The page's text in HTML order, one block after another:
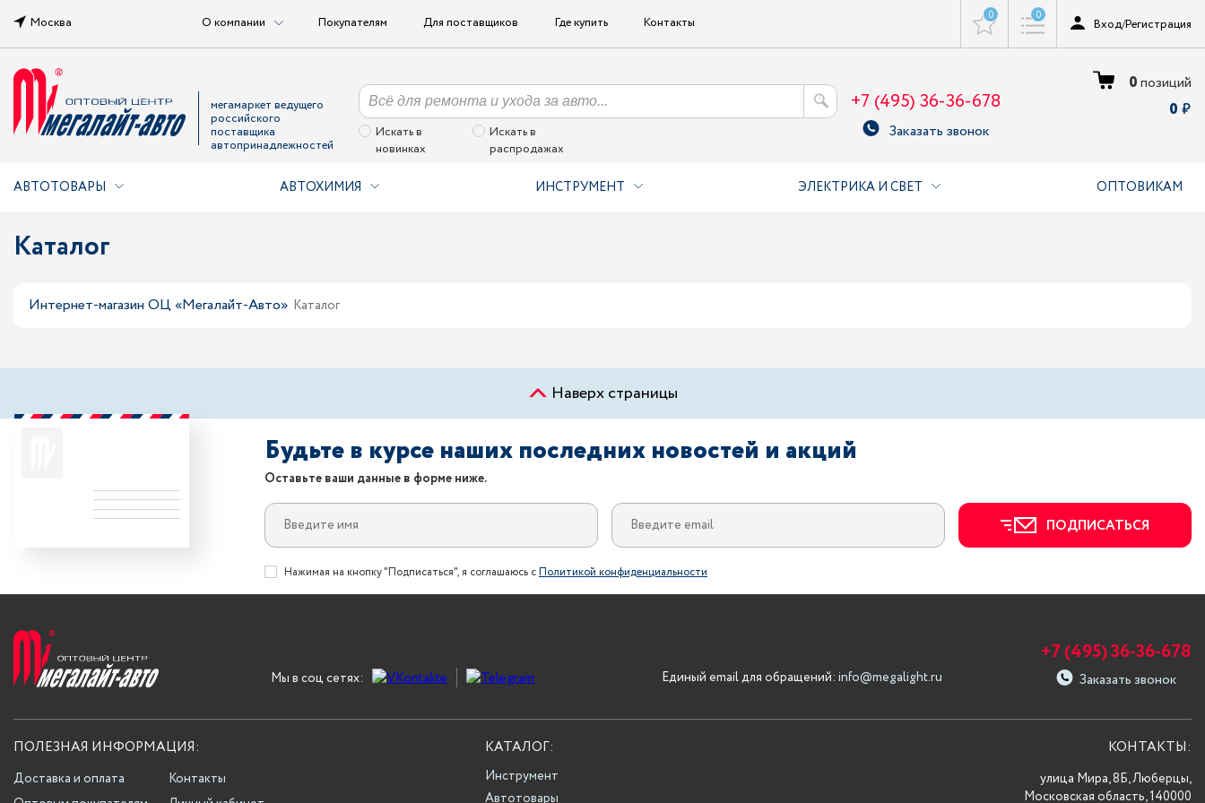
Москва О компании Покупателям Для поставщиков Где купить Контакты 0 0
Вход/Регистрация
мегамаркет ведущего
российского
поставщика
автопринадлежностей
Искать в
новинках
Искать в
распродажах
+7 (495) 36-36-678
Заказать звонок
0позиций
0
АВТОТОВАРЫ АВТОХИМИЯ ИНСТРУМЕНТ ЭЛЕКТРИКА И СВЕТ ОПТОВИКАМ
Каталог
Интернет-магазин ОЦ «Мегалайт-Авто» Каталог
Наверх страницы
Будьте в курсе наших последних новостей и акций
Оставьте ваши данные в форме ниже.
ПОДПИСАТЬСЯ
Нажимая на кнопку "Подписаться", я соглашаюсь сПолитикой конфиденциальности
Мы в соц сетях: Единый email для обращений: info@megalight.ru
+7 (495) 36-36-678
Заказать звонок
ПОЛЕЗНАЯ ИНФОРМАЦИЯ:
Доставка и оплата
Контакты
КАТАЛОГ:
Инструмент
Автотовары
КОНТАКТЫ:
улица Мира, 8Б, Люберцы,
Московская область, 140000